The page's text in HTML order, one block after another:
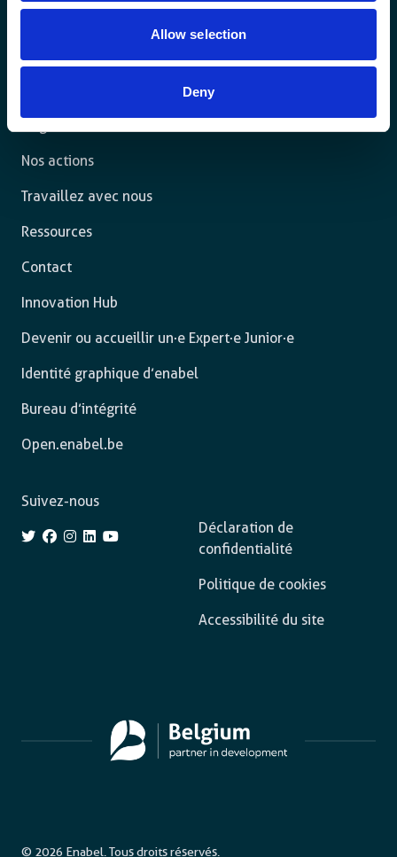
Allow selection
Deny
dans un État de droit et ont la liberté de s’épanouir
pleinement.
Nos actions
Travaillez avec nous
Ressources
Contact
Innovation Hub
Devenir ou accueillir un·e Expert·e Junior·e
Identité graphique d’enabel
Bureau d’intégrité
Open.enabel.be
Déclaration de
confidentialité
Politique de cookies
Accessibilité du site
Suivez-nous
© 2026 Enabel. Tous droits réservés.